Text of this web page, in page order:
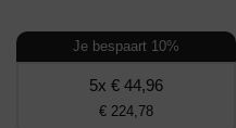
Je bespaart 10%
5x € 44,96
€ 224,78